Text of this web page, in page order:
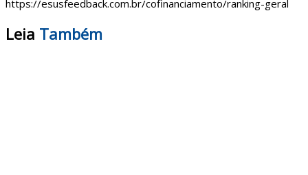
https://esusfeedback.com.br/cofinanciamento/ranking-geral
Leia Também